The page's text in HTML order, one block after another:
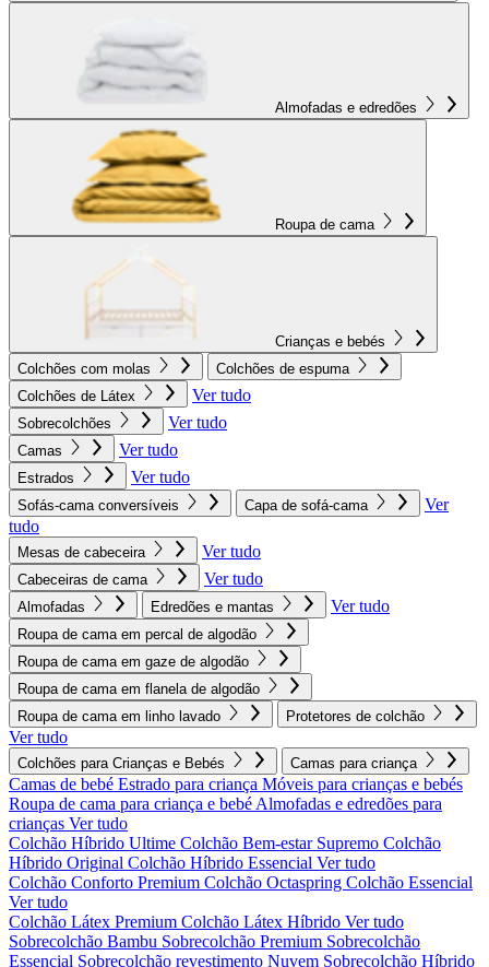
Almofadas e edredões
Roupa de cama
Crianças e bebés
Colchões com molas
Colchões de espuma
Colchões de Látex
Ver tudo
Sobrecolchões Ver tudo
Camas Ver tudo
Estrados Ver tudo
Sofás-cama conversíveis Capa de sofá-cama
Ver
tudo
Mesas de cabeceira Ver tudo
Cabeceiras de cama Ver tudo
Almofadas Edredões e mantas Ver tudo
Roupa de cama em percal de algodão
Roupa de cama em gaze de algodão
Roupa de cama em flanela de algodão
Roupa de cama em linho lavado
Protetores de colchão
Ver tudo
Colchões para Crianças e Bebés Camas para criança
Camas de bebé Estrado para criança Móveis para crianças e bebés
Roupa de cama para criança e bebé Almofadas e edredões para
crianças Ver tudo
Colchão Híbrido Ultime Colchão Bem-estar Supremo Colchão
Híbrido Original Colchão Híbrido Essencial Ver tudo
Colchão Conforto Premium Colchão Octaspring Colchão Essencial
Ver tudo
Colchão Látex Premium Colchão Látex Híbrido Ver tudo
Sobrecolchão Bambu Sobrecolchão Premium Sobrecolchão
Essencial Sobrecolchão revestimento Nuvem Sobrecolchão Híbrido